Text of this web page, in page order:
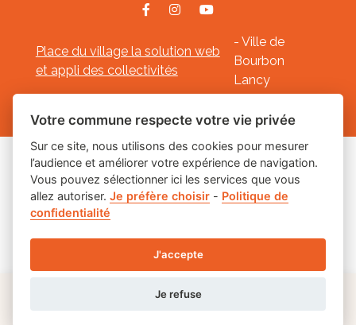
Place du village la solution web
et appli des collectivités
- Ville de
Bourbon
Lancy
Mentions légales-- Gestion des cookies
Les labels
Votre commune respecte votre vie privée
Sur ce site, nous utilisons des cookies pour mesurer
l’audience et améliorer votre expérience de navigation.
Vous pouvez sélectionner ici les services que vous
allez autoriser.Je préfère choisir - Politique de
confidentialité
J'accepte
Je refuse